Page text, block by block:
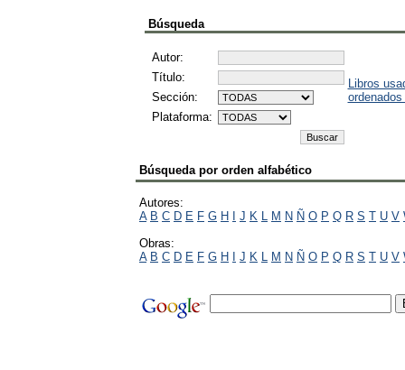
Búsqueda
Autor:
Título:
Sección:
Plataforma:
Libros
Búsqueda por orden alfabético
Autores:
A B C D E F G H I J K L M N Ñ O P Q R S T U V
Obras:
A B C D E F G H I J K L M N Ñ O P Q R S T U V